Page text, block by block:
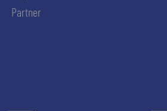
Partner